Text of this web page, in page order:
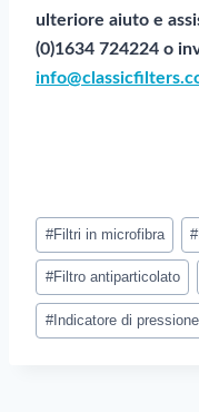
ulteriore aiuto e
(0)1634 724224 o
Tag
post:
#Filtri in microfibra #
#Filtro antiparticolato
#Indicatore di